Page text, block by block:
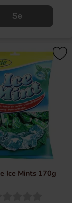
Se
Ice Mints 170g